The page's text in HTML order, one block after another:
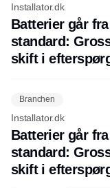
Installator.dk
Batterier går
standard:
skift i
Branchen
Installator.dk
Batterier går
standard:
skift i